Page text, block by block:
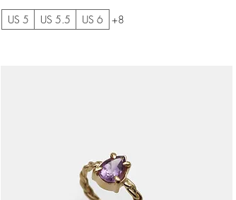
US 5 US 5.5 US 6 +8